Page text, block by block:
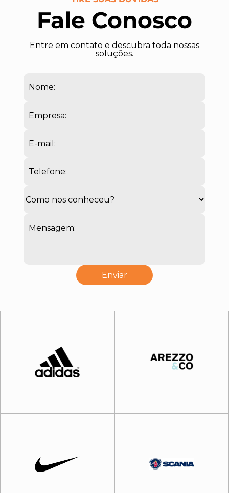
Fale Conosco
Entre em contato e descubra toda nossas
soluções.
Nome:
Empresa:
E-mail:
Telefone:
Mensagem: